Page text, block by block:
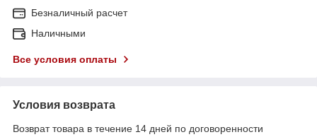
Безналичный расчет
Наличными
Все условия оплаты
Условия возврата
Возврат товара в течение 14 дней по договоренности